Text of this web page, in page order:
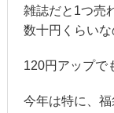
雑誌だと1つ売
数十円くらいな
120円アップで
今年は特に、